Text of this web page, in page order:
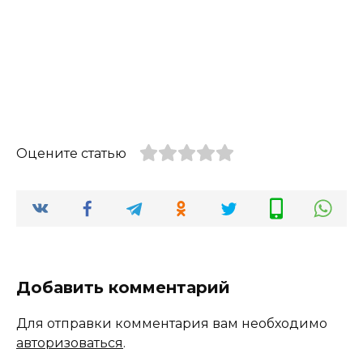
Оцените статью
Добавить комментарий
Для отправки комментария вам необходимо
авторизоваться.